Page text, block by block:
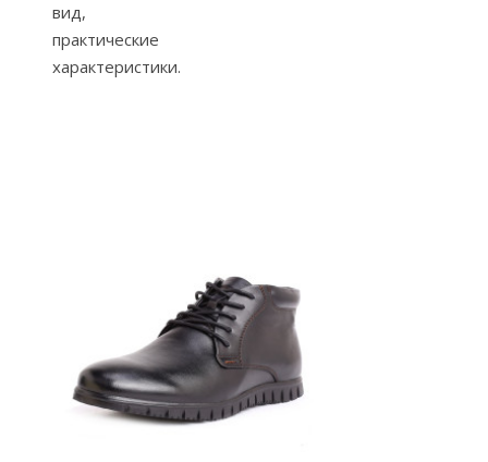
вид,
практические
характеристики.